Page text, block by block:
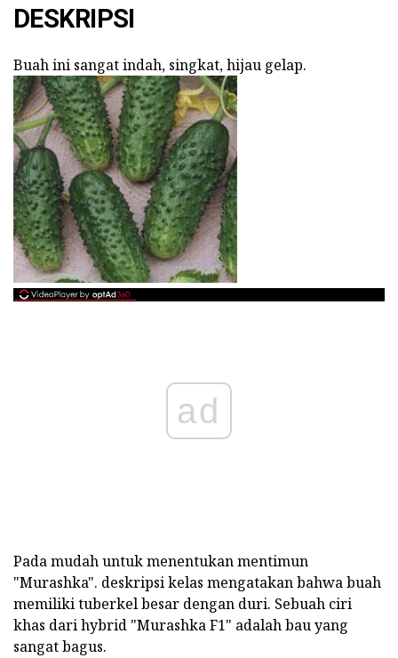
DESKRIPSI
Buah ini sangat indah, singkat, hijau gelap.
ad
Pada mudah untuk menentukan mentimun
"Murashka". deskripsi kelas mengatakan bahwa buah
memiliki tuberkel besar dengan duri. Sebuah ciri
khas dari hybrid "Murashka F1" adalah bau yang
sangat bagus.